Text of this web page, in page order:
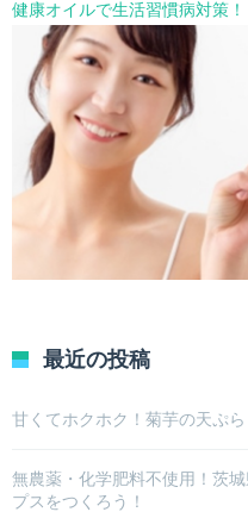
健康オイルで生活習慣病対策
最近の投稿
甘くてホクホク！菊芋の天ぷら
無農薬・化学肥料不使用！茨
プスをつくろう！